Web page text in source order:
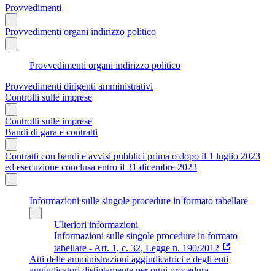
Provvedimenti
Provvedimenti organi indirizzo politico
Provvedimenti organi indirizzo politico
Provvedimenti dirigenti amministrativi
Controlli sulle imprese
Controlli sulle imprese
Bandi di gara e contratti
Contratti con bandi e avvisi pubblici prima o dopo il 1 luglio 2023
ed esecuzione conclusa entro il 31 dicembre 2023
Informazioni sulle singole procedure in formato tabellare
Ulteriori informazioni
Informazioni sulle singole procedure in formato
tabellare - Art. 1, c. 32, Legge n. 190/2012
Atti delle amministrazioni aggiudicatrici e degli enti